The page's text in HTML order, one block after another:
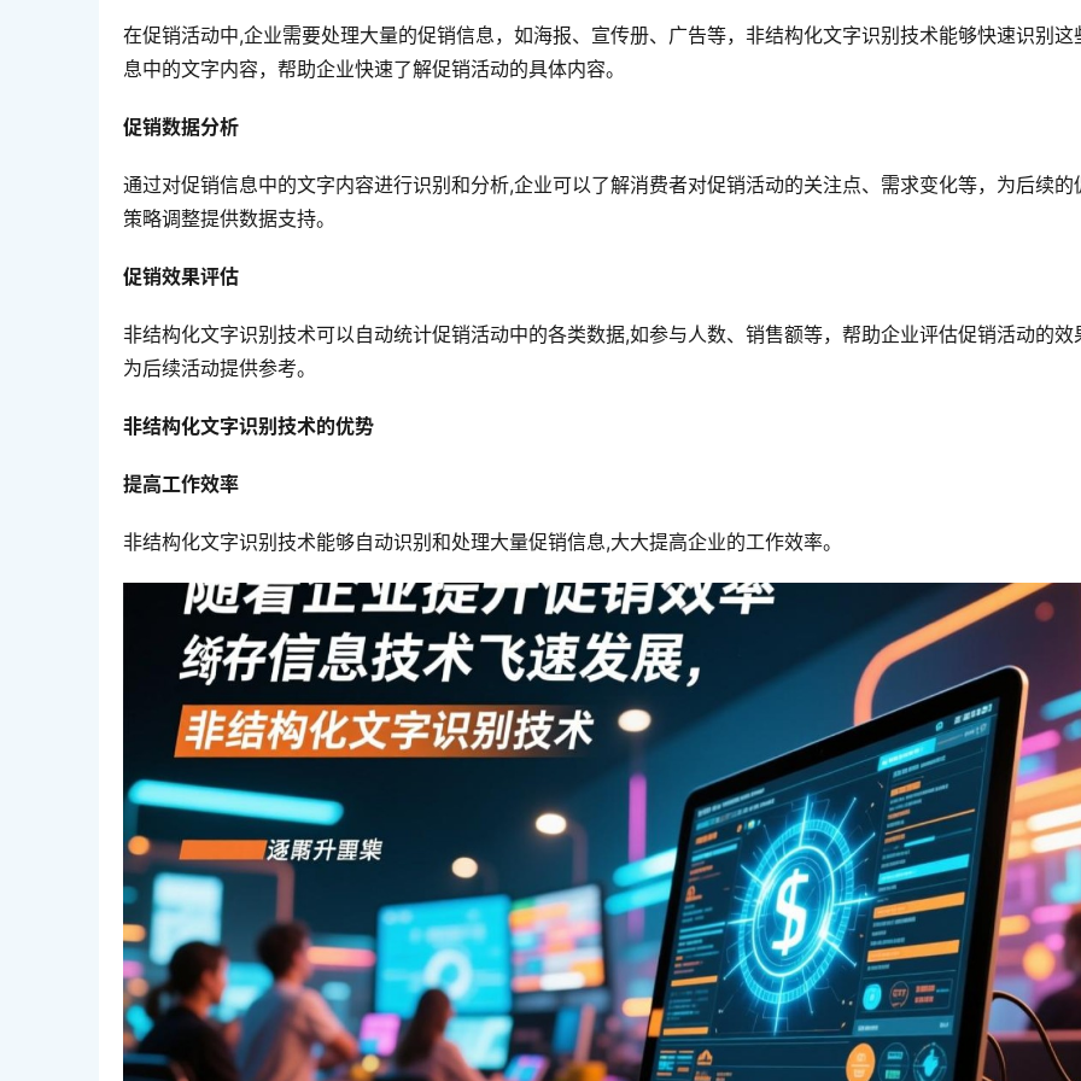
在促销活动中,企业需要处理大量的促销信息，如海报、宣传册、广告等，非结构化文字识别技术能够快速识别这
息中的文字内容，帮助企业快速了解促销活动的具体内容。
促销数据分析
通过对促销信息中的文字内容进行识别和分析,企业可以了解消费者对促销活动的关注点、需求变化等，为后续的
策略调整提供数据支持。
促销效果评估
非结构化文字识别技术可以自动统计促销活动中的各类数据,如参与人数、销售额等，帮助企业评估促销活动的效
为后续活动提供参考。
非结构化文字识别技术的优势
提高工作效率
非结构化文字识别技术能够自动识别和处理大量促销信息,大大提高企业的工作效率。